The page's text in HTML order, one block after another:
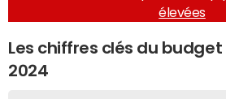
élevées
Les chiffres clés du budget
2024